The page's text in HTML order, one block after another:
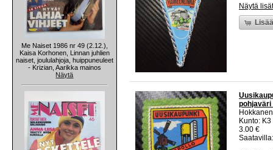
Me Naiset 1986 nr 49 (2.12.),
Kaisa Korhonen, Linnan juhlien
naiset, joululahjoja, huippuneuleet
- Krizian, Aarikka mainos
Näytä
Näytä
pohjaväri
Kunto:
3.00 €